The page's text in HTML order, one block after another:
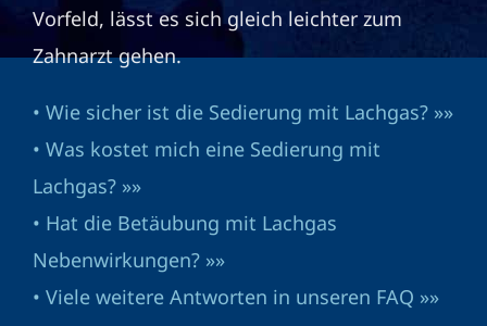
Vorfeld, lässt es sich gleich leichter zum
Zahnarzt gehen.
• Wie sicher ist die Sedierung mit Lachgas? »»
• Was kostet mich eine Sedierung mit
Lachgas? »»
• Hat die Betäubung mit Lachgas
Nebenwirkungen? »»
• Viele weitere Antworten in unseren FAQ »»